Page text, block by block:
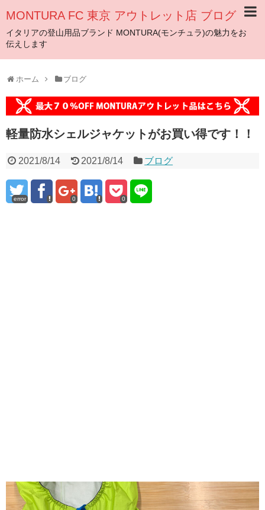
MONTURA FC 東京 アウトレット店 ブログ
イタリアの登山用品ブランド MONTURA(モンチュラ)の魅力をお
伝えします
ホーム ブログ
軽量防水シェルジャケットがお買い得です！！
2021/8/14 2021/8/14 ブログ
error 0 0